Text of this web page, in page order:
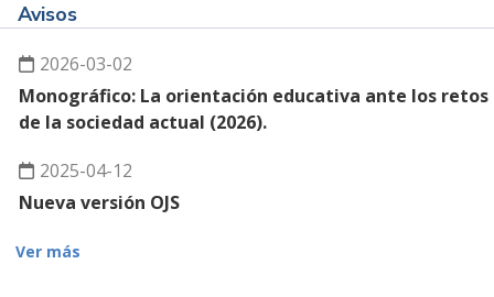
Avisos
2026-03-02
Monográfico: La orientación educativa ante los retos
de la sociedad actual (2026).
2025-04-12
Nueva versión OJS
Ver más